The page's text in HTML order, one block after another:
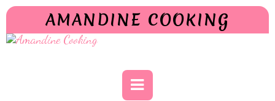
AMANDINE COOKING